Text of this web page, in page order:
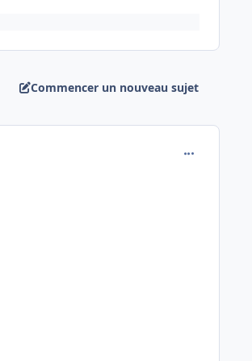
Commencer un nouveau sujet